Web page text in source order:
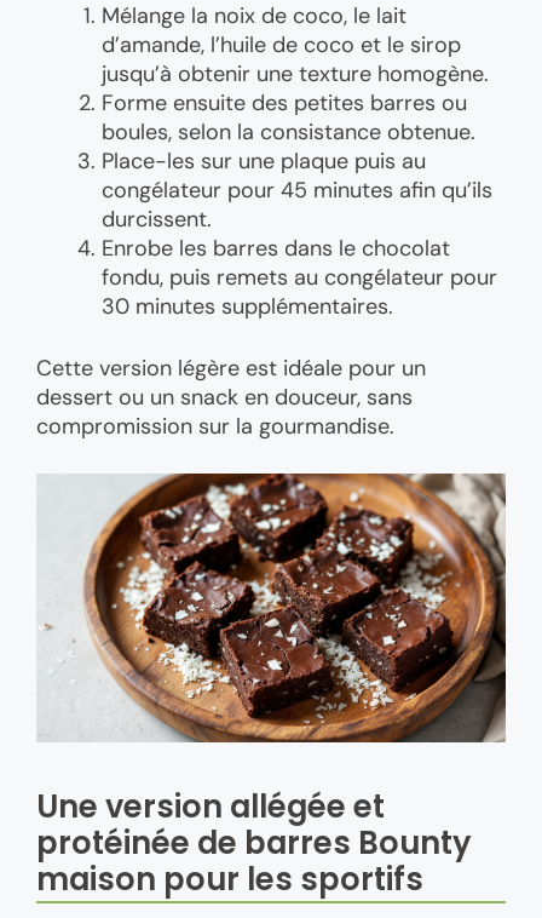
Mélange la noix de coco, le lait
d’amande, l’huile de coco et le sirop
jusqu’à obtenir une texture homogène.
Forme ensuite des petites barres ou
boules, selon la consistance obtenue.
Place-les sur une plaque puis au
congélateur pour 45 minutes afin qu’ils
durcissent.
Enrobe les barres dans le chocolat
fondu, puis remets au congélateur pour
30 minutes supplémentaires.
Cette version légère est idéale pour un
dessert ou un snack en douceur, sans
compromission sur la gourmandise.
Une version allégée et
protéinée de barres Bounty
maison pour les sportifs